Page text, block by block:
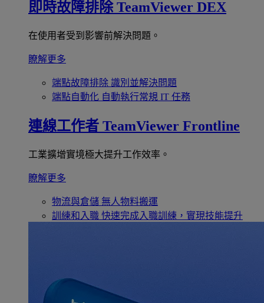
即時故障排除 TeamViewer DEX
在使用者受到影響前解決問題。
瞭解更多
端點故障排除 識別並解決問題
端點自動化 自動執行常規 IT 任務
連線工作者 TeamViewer Frontline
工業擴增實境極大提升工作效率。
瞭解更多
物流與倉儲 無人物料搬運
訓練和入職 快速完成入職訓練，實現技能提升